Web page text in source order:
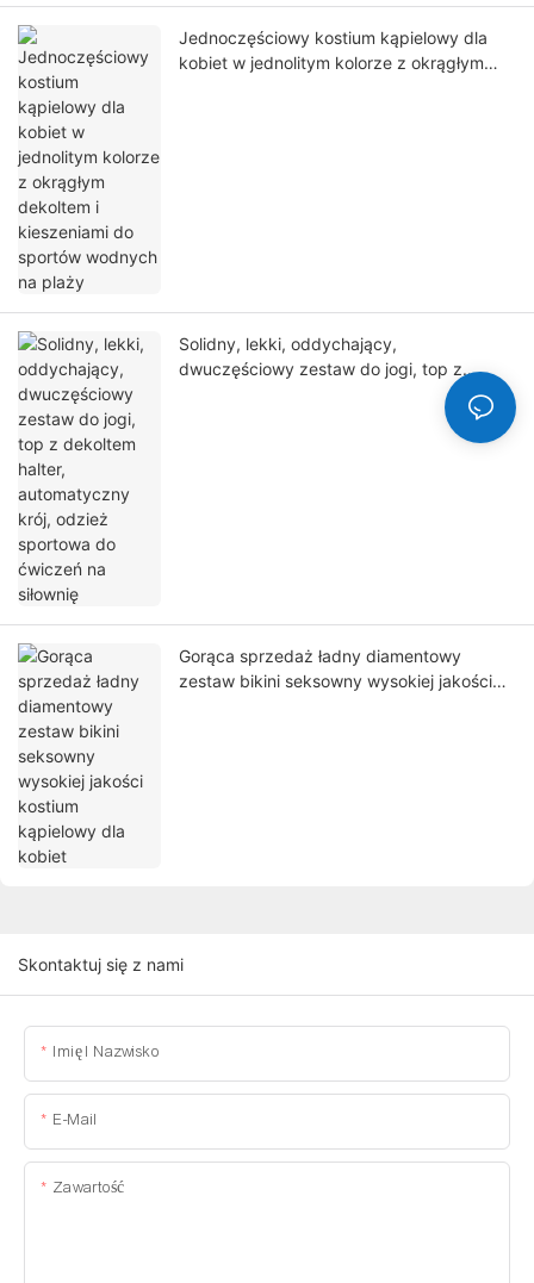
Jednoczęściowy kostium kąpielowy dla
kobiet w jednolitym kolorze z okrągłym
Solidny, lekki, oddychający,
dwuczęściowy zestaw do jogi, top z
dekoltem halter, automatyczny krój, odzież
Gorąca sprzedaż ładny diamentowy
zestaw bikini seksowny wysokiej jakości
Skontaktuj się z nami
Imię I Nazwisko
E-Mail
Zawartość